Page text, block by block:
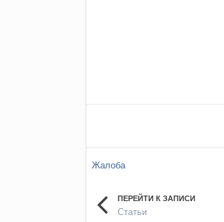
Жалоба
ПЕРЕЙТИ К ЗАПИСИ
Статьи